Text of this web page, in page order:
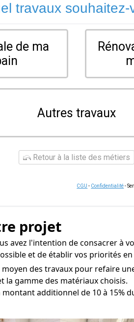
travaux souhaitez-
de ma
Autres travaux
Retour à la liste des métiers
CGU - Confidentialité-
projet
avez l'intention de consacrer à
et de établir vos priorités
des travaux pour refaire
la gamme des matériaux choisis.
additionnel de 10 à